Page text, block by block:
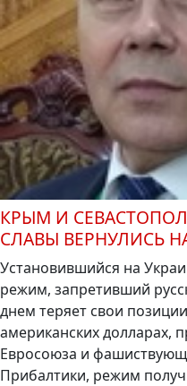
КРЫМ И
СЛАВЫ ВЕРНУЛИСЬ
Установившийся на
режим, запретивший
днем теряет свои
американских долларах,
Евросоюза и
Прибалтики, режим